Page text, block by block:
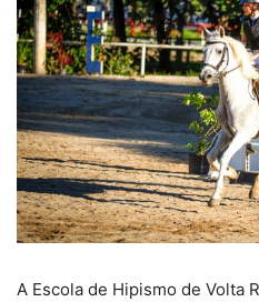
A Escola de Hipismo de Volta